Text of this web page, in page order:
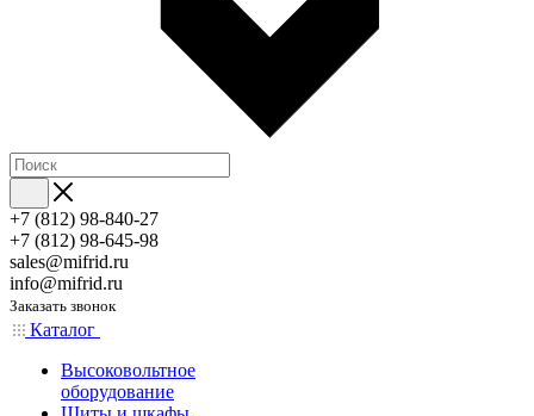
+7 (812) 98-840-27
+7 (812) 98-645-98
sales@mifrid.ru
info@mifrid.ru
Заказать звонок
Каталог
Высоковольтное
оборудование